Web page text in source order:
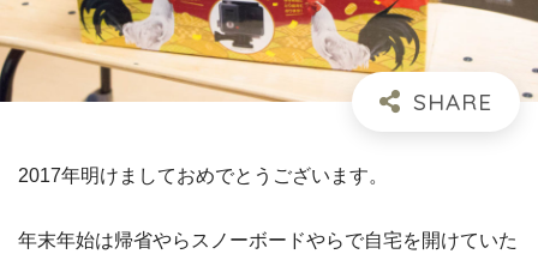
2017年明けましておめでとうございます。
年末年始は帰省やらスノーボードやらで自宅を開けていた